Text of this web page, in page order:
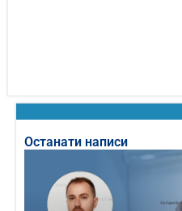
Останати написи